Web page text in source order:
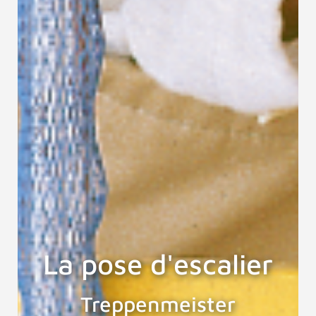
La pose d'escalier
Treppenmeister